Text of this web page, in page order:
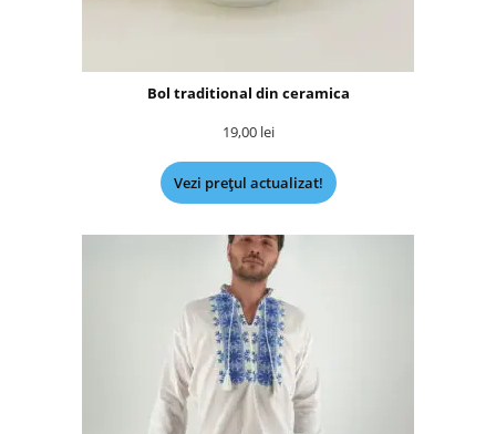
Bol traditional din ceramica
19,00 lei
Vezi prețul actualizat!